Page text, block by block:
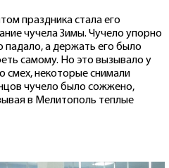
праздника стала его
чучела Зимы. Чучело упорно
падало, а держать его было
самому. Но это вызывало у
смех, некоторые снимали
чучело было сожжено,
в Мелитополь теплые